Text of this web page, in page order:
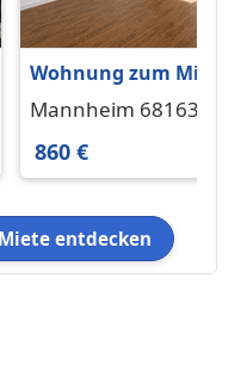
Wohnung zum Mieten
in Mannheim 860 € 87
Mannheim 68163
860 €
entdecken